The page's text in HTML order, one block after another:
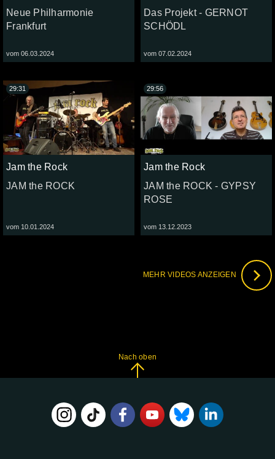
Neue Philharmonie
Frankfurt
vom 06.03.2024
Das Projekt - GERNOT
SCHÖDL
vom 07.02.2024
Jam the Rock
JAM the ROCK
vom 10.01.2024
29:31
Jam the Rock
JAM the ROCK - GYPSY
ROSE
vom 13.12.2023
29:56
MEHR VIDEOS ANZEIGEN
Nach oben